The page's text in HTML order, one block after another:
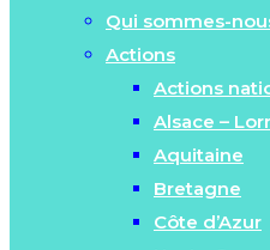
Qui sommes-
Actions
Actions
Alsace –
Aquitaine
Bretagne
Côte d’Azur